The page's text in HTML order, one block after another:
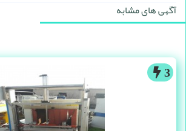
آگهی های مشابه
3